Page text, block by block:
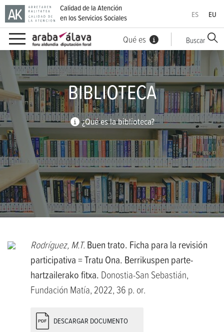
Ir directamente al contenido
Calidad de la Atención
en los Servicios Sociales
Qué es Buscar
ES EU
BIBLIOTECA
¿Qué es la biblioteca?
Rodríguez, M.T.Buen trato. Ficha para la revisión
participativa = Tratu Ona. Berrikuspen parte-
hartzailerako fitxa. Donostia-San Sebastián,
Fundación Matía, 2022, 36 p. or.
DESCARGAR DOCUMENTO